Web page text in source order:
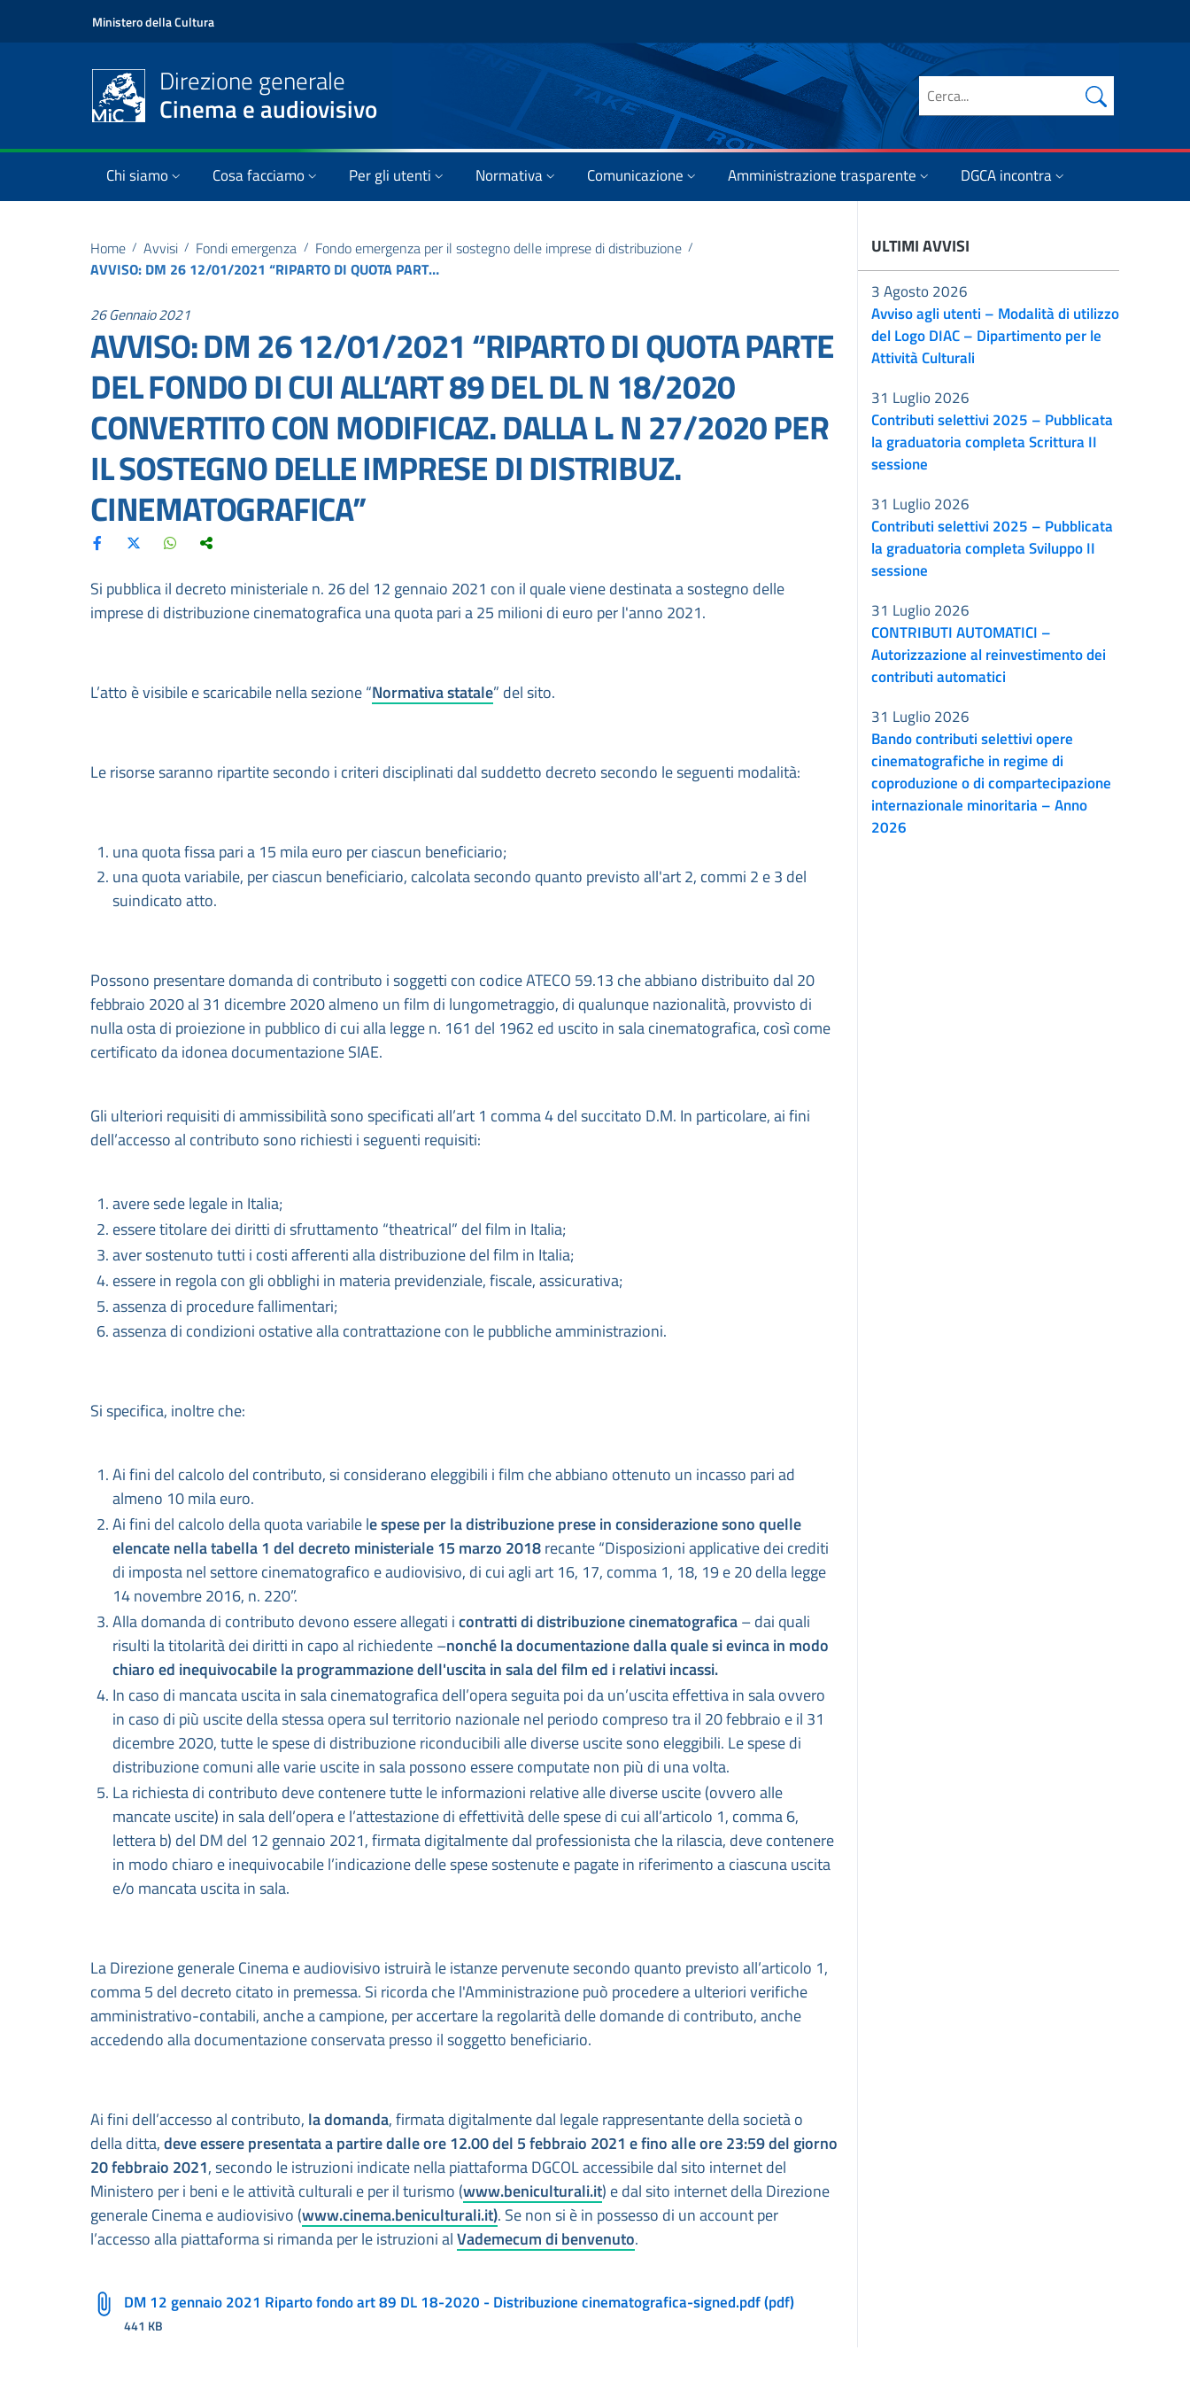
Ministero della Cultura
Direzione generale
Cinema e audiovisivo Cerca nel sito
Chi siamo Cosa facciamo Per gli utenti Normativa Comunicazione Amministrazione trasparente DGCA incontra
Home / Avvisi / Fondi emergenza / Fondo emergenza per il sostegno delle imprese di distribuzione /
AVVISO: DM 26 12/01/2021 “RIPARTO DI QUOTA PARTE DEL FONDO DI CUI ALL’ART 89 DEL DL N 18/2020 CONVERTITO CON MODIFICAZ. DALLA L. N 27/2020 PER IL SOSTEGNO DELLE IMPRESE DI DISTRIBUZ. CINEMATOGRAFICA”
26 Gennaio 2021
AVVISO: DM 26 12/01/2021 “RIPARTO DI QUOTA PARTE
DEL FONDO DI CUI ALL’ART 89 DEL DL N 18/2020
CONVERTITO CON MODIFICAZ. DALLA L. N 27/2020 PER
IL SOSTEGNO DELLE IMPRESE DI DISTRIBUZ.
CINEMATOGRAFICA”
Si pubblica il decreto ministeriale n. 26 del 12 gennaio 2021 con il quale viene destinata a sostegno delle
imprese di distribuzione cinematografica una quota pari a 25 milioni di euro per l'anno 2021.
L’atto è visibile e scaricabile nella sezione “Normativa statale” del sito.
Le risorse saranno ripartite secondo i criteri disciplinati dal suddetto decreto secondo le seguenti modalità:
una quota fissa pari a 15 mila euro per ciascun beneficiario;
una quota variabile, per ciascun beneficiario, calcolata secondo quanto previsto all'art 2, commi 2 e 3 del
suindicato atto.
Possono presentare domanda di contributo i soggetti con codice ATECO 59.13 che abbiano distribuito dal 20
febbraio 2020 al 31 dicembre 2020 almeno un film di lungometraggio, di qualunque nazionalità, provvisto di
nulla osta di proiezione in pubblico di cui alla legge n. 161 del 1962 ed uscito in sala cinematografica, così come
certificato da idonea documentazione SIAE.
Gli ulteriori requisiti di ammissibilità sono specificati all’art 1 comma 4 del succitato D.M. In particolare, ai fini
dell’accesso al contributo sono richiesti i seguenti requisiti:
avere sede legale in Italia;
essere titolare dei diritti di sfruttamento “theatrical” del film in Italia;
aver sostenuto tutti i costi afferenti alla distribuzione del film in Italia;
essere in regola con gli obblighi in materia previdenziale, fiscale, assicurativa;
assenza di procedure fallimentari;
assenza di condizioni ostative alla contrattazione con le pubbliche amministrazioni.
Si specifica, inoltre che:
Ai fini del calcolo del contributo, si considerano eleggibili i film che abbiano ottenuto un incasso pari ad
almeno 10 mila euro.
Ai fini del calcolo della quota variabile le spese per la distribuzione prese in considerazione sono quelle
elencate nella tabella 1 del decreto ministeriale 15 marzo 2018recante “Disposizioni applicative dei crediti
di imposta nel settore cinematografico e audiovisivo, di cui agli art 16, 17, comma 1, 18, 19 e 20 della legge
14 novembre 2016, n. 220”.
Alla domanda di contributo devono essere allegati icontratti di distribuzione cinematografica– dai quali
risulti la titolarità dei diritti in capo al richiedente –nonché la documentazione dalla quale si evinca in modo
chiaro ed inequivocabile la programmazione dell'uscita in sala del film ed i relativi incassi.
In caso di mancata uscita in sala cinematografica dell’opera seguita poi da un’uscita effettiva in sala ovvero
in caso di più uscite della stessa opera sul territorio nazionale nel periodo compreso tra il 20 febbraio e il 31
dicembre 2020, tutte le spese di distribuzione riconducibili alle diverse uscite sono eleggibili. Le spese di
distribuzione comuni alle varie uscite in sala possono essere computate non più di una volta.
La richiesta di contributo deve contenere tutte le informazioni relative alle diverse uscite (ovvero alle
mancate uscite) in sala dell’opera e l’attestazione di effettività delle spese di cui all’articolo 1, comma 6,
lettera b) del DM del 12 gennaio 2021, firmata digitalmente dal professionista che la rilascia, deve contenere
in modo chiaro e inequivocabile l’indicazione delle spese sostenute e pagate in riferimento a ciascuna uscita
e/o mancata uscita in sala.
La Direzione generale Cinema e audiovisivo istruirà le istanze pervenute secondo quanto previsto all’articolo 1,
comma 5 del decreto citato in premessa. Si ricorda che l'Amministrazione può procedere a ulteriori verifiche
amministrativo-contabili, anche a campione, per accertare la regolarità delle domande di contributo, anche
accedendo alla documentazione conservata presso il soggetto beneficiario.
Ai fini dell’accesso al contributo, la domanda, firmata digitalmente dal legale rappresentante della società o
della ditta,deve essere presentata a partire dalle ore 12.00 del 5 febbraio 2021 e fino alle ore 23:59 del giorno
20 febbraio 2021, secondo le istruzioni indicate nella piattaforma DGCOL accessibile dal sito internet del
Ministero per i beni e le attività culturali e per il turismo (www.beniculturali.it) e dal sito internet della Direzione
generale Cinema e audiovisivo (www.cinema.beniculturali.it). Se non si è in possesso di un account per
l’accesso alla piattaforma si rimanda per le istruzioni alVademecum di benvenuto.
DM 12 gennaio 2021 Riparto fondo art 89 DL 18-2020 - Distribuzione cinematografica-signed.pdf (pdf)
441 KB
ULTIMI AVVISI
Avviso agli utenti – Modalità di utilizzo
del Logo DIAC – Dipartimento per le
Attività Culturali
3 Agosto 2026
Contributi selettivi 2025 – Pubblicata
la graduatoria completa Scrittura II
sessione
31 Luglio 2026
Contributi selettivi 2025 – Pubblicata
la graduatoria completa Sviluppo II
sessione
31 Luglio 2026
CONTRIBUTI AUTOMATICI –
Autorizzazione al reinvestimento dei
contributi automatici
31 Luglio 2026
Bando contributi selettivi opere
cinematografiche in regime di
coproduzione o di compartecipazione
internazionale minoritaria – Anno
2026
31 Luglio 2026